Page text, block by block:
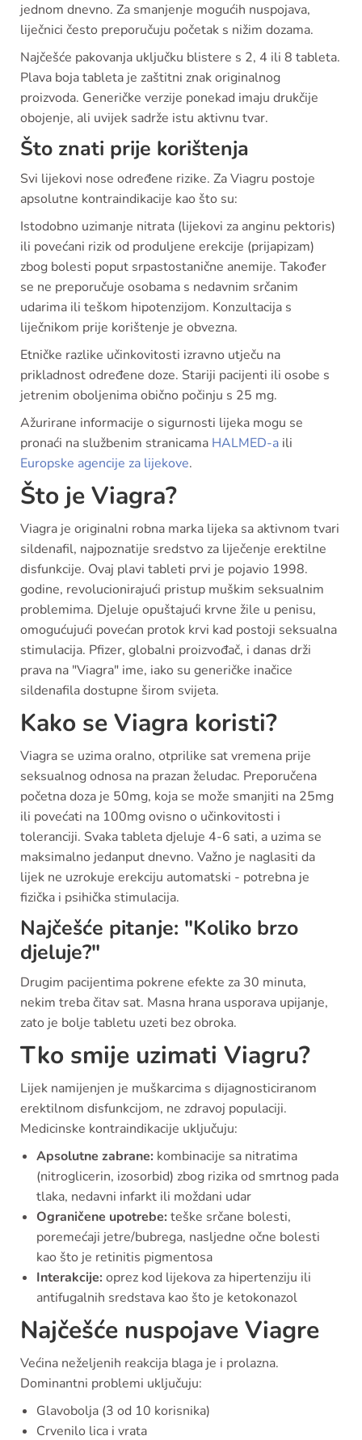
jednom dnevno. Za smanjenje mogućih nuspojava,
liječnici često preporučuju početak s nižim dozama.
Najčešće pakovanja uključku blistere s 2, 4 ili 8 tableta.
Plava boja tableta je zaštitni znak originalnog
proizvoda. Generičke verzije ponekad imaju drukčije
obojenje, ali uvijek sadrže istu aktivnu tvar.
Što znati prije korištenja
Svi lijekovi nose određene rizike. Za Viagru postoje
apsolutne kontraindikacije kao što su:
Istodobno uzimanje nitrata (lijekovi za anginu pektoris)
ili povećani rizik od produljene erekcije (prijapizam)
zbog bolesti poput srpastostanične anemije. Također
se ne preporučuje osobama s nedavnim srčanim
udarima ili teškom hipotenzijom. Konzultacija s
liječnikom prije korištenje je obvezna.
Etničke razlike učinkovitosti izravno utječu na
prikladnost određene doze. Stariji pacijenti ili osobe s
jetrenim oboljenima obično počinju s 25 mg.
Ažurirane informacije o sigurnosti lijeka mogu se
pronaći na službenim stranicama HALMED-a ili
Europske agencije za lijekove.
Što je Viagra?
Viagra je originalni robna marka lijeka sa aktivnom tvari
sildenafil, najpoznatije sredstvo za liječenje erektilne
disfunkcije. Ovaj plavi tableti prvi je pojavio 1998.
godine, revolucionirajući pristup muškim seksualnim
problemima. Djeluje opuštajući krvne žile u penisu,
omogućujući povećan protok krvi kad postoji seksualna
stimulacija. Pfizer, globalni proizvođač, i danas drži
prava na "Viagra" ime, iako su generičke inačice
sildenafila dostupne širom svijeta.
Kako se Viagra koristi?
Viagra se uzima oralno, otprilike sat vremena prije
seksualnog odnosa na prazan želudac. Preporučena
početna doza je 50mg, koja se može smanjiti na 25mg
ili povećati na 100mg ovisno o učinkovitosti i
toleranciji. Svaka tableta djeluje 4-6 sati, a uzima se
maksimalno jedanput dnevno. Važno je naglasiti da
lijek ne uzrokuje erekciju automatski - potrebna je
fizička i psihička stimulacija.
Najčešće pitanje: "Koliko brzo
djeluje?"
Drugim pacijentima pokrene efekte za 30 minuta,
nekim treba čitav sat. Masna hrana usporava upijanje,
zato je bolje tabletu uzeti bez obroka.
Tko smije uzimati Viagru?
Lijek namijenjen je muškarcima s dijagnosticiranom
erektilnom disfunkcijom, ne zdravoj populaciji.
Medicinske kontraindikacije uključuju:
Apsolutne zabrane: kombinacije sa nitratima
(nitroglicerin, izosorbid) zbog rizika od smrtnog pada
tlaka, nedavni infarkt ili moždani udar
Ograničene upotrebe: teške srčane bolesti,
poremećaji jetre/bubrega, nasljedne očne bolesti
kao što je retinitis pigmentosa
Interakcije: oprez kod lijekova za hipertenziju ili
antifugalnih sredstava kao što je ketokonazol
Najčešće nuspojave Viagre
Većina neželjenih reakcija blaga je i prolazna.
Dominantni problemi uključuju:
Glavobolja (3 od 10 korisnika)
Crvenilo lica i vrata